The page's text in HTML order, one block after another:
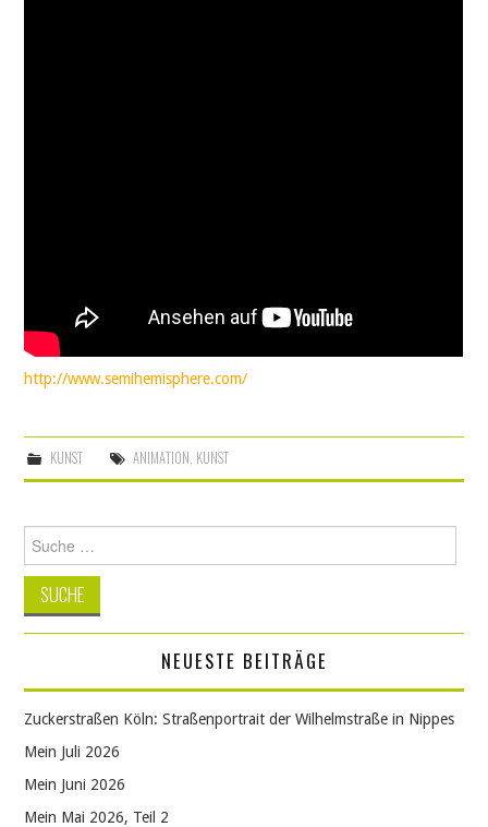
http://www.semihemisphere.com/
KUNST ANIMATION KUNST
nach:
NEUESTE BEITRÄGE
Zuckerstraßen Köln: Straßenportrait der Wilhelmstraße in Nippes
Mein Juli 2026
Mein Juni 2026
Mein Mai 2026, Teil 2